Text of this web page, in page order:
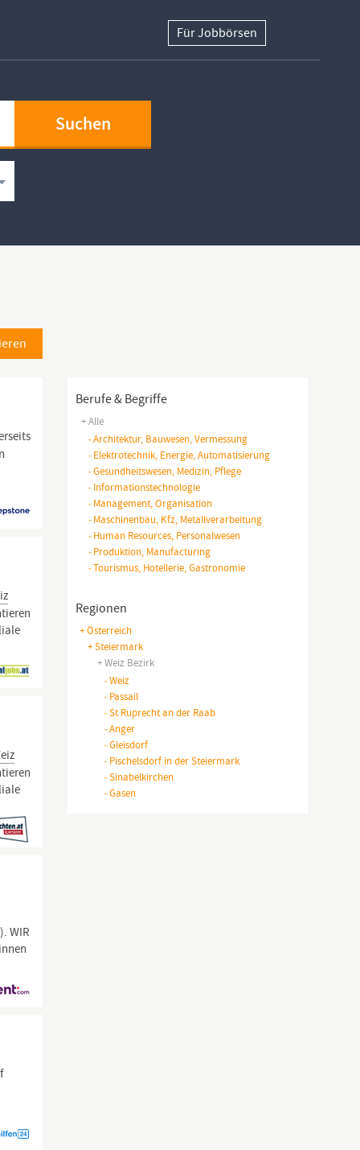
Für Jobbörsen
Berufe & Begriffe
+ Alle
-Architektur, Bauwesen, Vermessung
-Elektrotechnik, Energie, Automatisierung
-Gesundheitswesen, Medizin, Pflege
-Informationstechnologie
-Management, Organisation
-Maschinenbau, Kfz, Metallverarbeitung
-Human Resources, Personalwesen
-Produktion, Manufacturing
-Tourismus, Hotellerie, Gastronomie
Regionen
+ Österreich
+ Steiermark
+ Weiz Bezirk
-Weiz
-Passail
-St Ruprecht an der Raab
-Anger
-Gleisdorf
-Pischelsdorf in der Steiermark
-Sinabelkirchen
-Gasen
WIR